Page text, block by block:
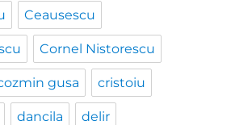
Ceausescu
Cornel Nistorescu
gusa cristoiu
dancila delir